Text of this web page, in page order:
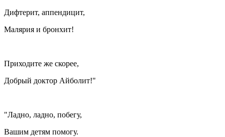
Дифтерит, аппендицит,
Малярия и бронхит!
Приходите же скорее,
Добрый доктор Айболит!"
"Ладно, ладно, побегу,
Вашим детям помогу.